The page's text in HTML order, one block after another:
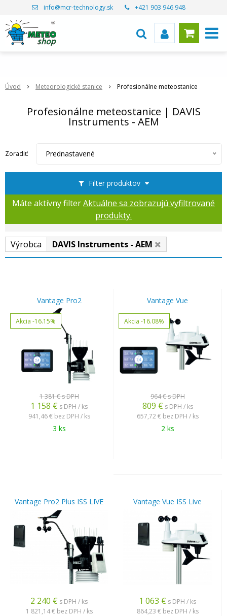
info@mcr-technology.sk +421 903 946 948
Úvod Meteorologické stanice Profesionálne meteostanice
Profesionálne meteostanice | DAVIS
Instruments - AEM
Filter produktov
Zoradiť: Prednastavené
Máte aktívny filterAktuálne sa zobrazujú vyfiltrované
produkty.
Výrobca DAVIS Instruments - AEM
Vantage Pro2
Akcia -16.15%
1 381 €s DPH
1 158 € s DPH / ks
941,46 € bez DPH / ks
3 ks
Vantage Vue
Akcia -16.08%
964 €s DPH
809 € s DPH / ks
657,72 € bez DPH / ks
2 ks
Vantage Pro2 Plus ISS LIVE
2 240 € s DPH / ks
1 821,14 € bez DPH / ks
Vantage Vue ISS Live
1 063 € s DPH / ks
864,23 € bez DPH / ks